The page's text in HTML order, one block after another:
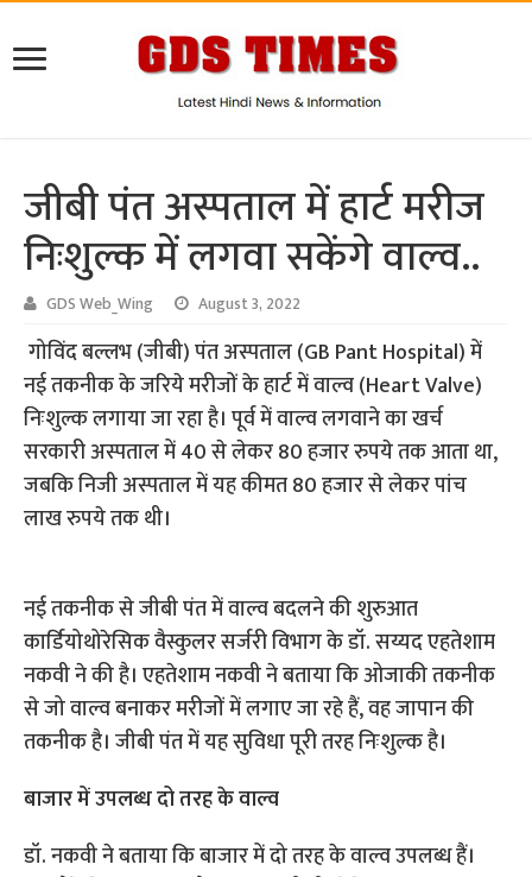
जीबी पंत अस्पताल में हार्ट मरीज
निःशुल्क में लगवा सकेंगे वाल्व..
GDS Web_Wing August 3, 2022
गोविंद बल्लभ (जीबी) पंत अस्पताल (GB Pant Hospital) में
नई तकनीक के जरिये मरीजों के हार्ट में वाल्व (Heart Valve)
निःशुल्क लगाया जा रहा है। पूर्व में वाल्व लगवाने का खर्च
सरकारी अस्पताल में 40 से लेकर 80 हजार रुपये तक आता था,
जबकि निजी अस्पताल में यह कीमत 80 हजार से लेकर पांच
लाख रुपये तक थी।
नई तकनीक से जीबी पंत में वाल्व बदलने की शुरुआत
कार्डियोथोरेसिक वैस्कुलर सर्जरी विभाग के डॉ. सय्यद एहतेशाम
नकवी ने की है। एहतेशाम नकवी ने बताया कि ओजाकी तकनीक
से जो वाल्व बनाकर मरीजों में लगाए जा रहे हैं, वह जापान की
तकनीक है। जीबी पंत में यह सुविधा पूरी तरह निःशुल्क है।
बाजार में उपलब्ध दो तरह के वाल्व
डॉ. नकवी ने बताया कि बाजार में दो तरह के वाल्व उपलब्ध हैं।